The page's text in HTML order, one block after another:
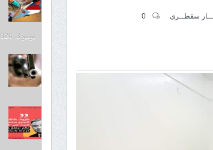
سقطــرى 0
يونيو 3, 2026